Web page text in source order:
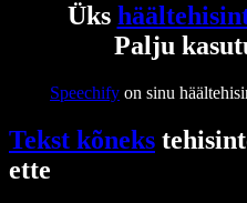
Üks
Palju
Speechify on sinu
Tekst kõneks
ette